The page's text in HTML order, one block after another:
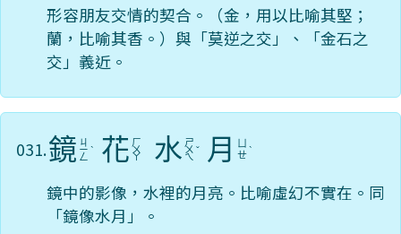
形容朋友交情的契合。（金，用以比喻其堅；
蘭，比喻其香。）與「莫逆之交」、「金石之
交」義近。
031.鏡 ㄐ
ㄧ
ㄥ
ˋ 花 ㄏ
ㄨ
ㄚ 水 ㄕ
ㄨ
ㄟ
ˇ 月
ㄝˋ
鏡中的影像，水裡的月亮。比喻虛幻不實在。同
「鏡像水月」。